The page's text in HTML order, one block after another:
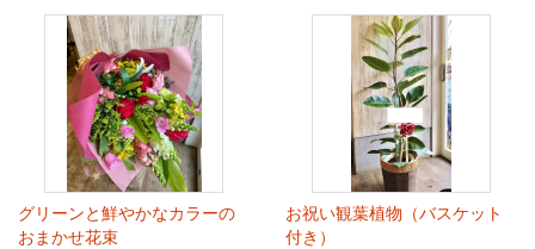
グリーンと鮮やかなカラーの
おまかせ花束
お祝い観葉植物（バスケット
付き）